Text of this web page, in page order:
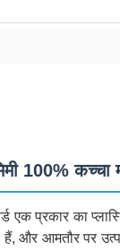
100% कच्चा
एक प्रकार का
हैं, और आमतौर पर